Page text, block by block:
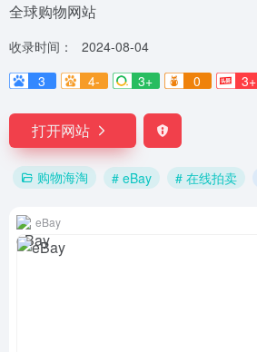
全球购物网站
收录时间：
2024-08-04
3
4- 3+ 0 3+
打开网站
购物海淘 # eBay # 在线拍卖
eBay